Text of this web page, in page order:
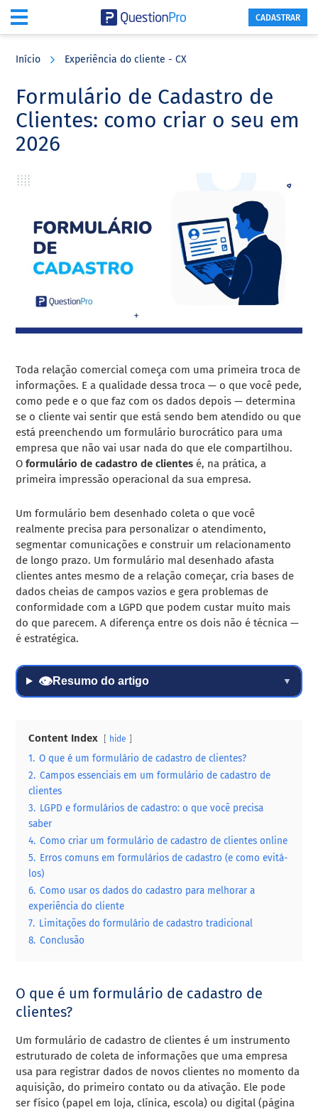
content
sidebar
CADASTRAR
Início Experiência do cliente - CX
Formulário de Cadastro de
Clientes: como criar o seu em
2026
Toda relação comercial começa com uma primeira troca de
informações. E a qualidade dessa troca — o que você pede,
como pede e o que faz com os dados depois — determina
se o cliente vai sentir que está sendo bem atendido ou que
está preenchendo um formulário burocrático para uma
empresa que não vai usar nada do que ele compartilhou.
Oformulário de cadastro de clientes é, na prática, a
primeira impressão operacional da sua empresa.
Um formulário bem desenhado coleta o que você
realmente precisa para personalizar o atendimento,
segmentar comunicações e construir um relacionamento
de longo prazo. Um formulário mal desenhado afasta
clientes antes mesmo de a relação começar, cria bases de
dados cheias de campos vazios e gera problemas de
conformidade com a LGPD que podem custar muito mais
do que parecem. A diferença entre os dois não é técnica —
é estratégica.
👁Resumo do artigo ▼
Content Index hide
1. O que é um formulário de cadastro de clientes?
2. Campos essenciais em um formulário de cadastro de
clientes
3. LGPD e formulários de cadastro: o que você precisa
saber
4. Como criar um formulário de cadastro de clientes online
5. Erros comuns em formulários de cadastro (e como evitá-
los)
6. Como usar os dados do cadastro para melhorar a
experiência do cliente
7. Limitações do formulário de cadastro tradicional
8. Conclusão
O que é um formulário de cadastro de
clientes?
Um formulário de cadastro de clientes é um instrumento
estruturado de coleta de informações que uma empresa
usa para registrar dados de novos clientes no momento da
aquisição, do primeiro contato ou da ativação. Ele pode
ser físico (papel em loja, clínica, escola) ou digital (página